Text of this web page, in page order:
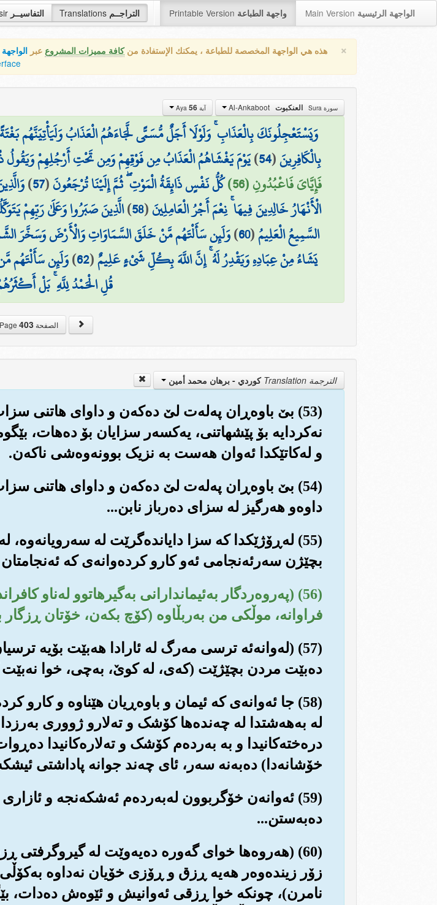
التفاسيــر Translations التراجــم Printable Version واجهة الطباعة Main Version الواجهة الرئيسية
× هذه هي الواجهة المخصصة للطباعة ، يمكنك الإستفادة منكافة مميزات المشروع عبر
سورة Sura العنكبوت آية Aya 56
وَيَسْتَعْجِلُونَكَ بِالْعَذَابِ ۚ وَلَوْلَا أَجَلٌ مُّسَمًّى لَّجَاءَهُمُ الْعَذَابُ وَلَيَأْتِيَنَّهُم
بِالْكَافِرِينَ(
54
)يَوْمَ يَغْشَاهُمُ الْعَذَابُ مِن فَوْقِهِمْ وَمِن تَحْتِ أَرْجُلِهِمْ وَيَقُولُ
فَإِيَّايَ فَاعْبُدُونِ (56)
كُلُّ نَفْسٍ ذَائِقَةُ الْمَوْتِ ۖ ثُمَّ إِلَيْنَا تُرْجَعُونَ(
57
)
الْأَنْهَارُ خَالِدِينَ فِيهَا ۚ نِعْمَ أَجْرُ الْعَامِلِينَ(
58
)الَّذِينَ صَبَرُوا وَعَلَىٰ رَبِّهِمْ
السَّمِيعُ الْعَلِيمُ(
60
)وَلَئِن سَأَلْتَهُم مَّنْ خَلَقَ السَّمَاوَاتِ وَالْأَرْضَ وَسَخَّرَ
يَشَاءُ مِنْ عِبَادِهِ وَيَقْدِرُ لَهُ ۚ إِنَّ اللَّهَ بِكُلِّ شَيْءٍ عَلِيمٌ(
62
)وَلَئِن سَأَلْتَهُم
قُلِ الْحَمْدُ لِلَّهِ ۚ بَلْ
الصفحة Page403
الترجمة Translation كوردي - برهان محمد أمين
(53) بێ باوه‌ڕان په‌له‌ت لێ ده‌که‌ن و داوای هاتنی
نه‌کردایه بۆ پێشهاتنی، یه‌کسه‌ر سزایان بۆ ده‌هات،
و له‌کاتێکدا ئه‌وان هه‌ست به نزیک بوونه‌وه‌شی ناکه‌ن.
(54) بێ باوه‌ڕان په‌له‌ت لێ ده‌که‌ن و داوای هاتنی
داوه‌و هه‌رگیز له سزای ده‌رباز نابن...
(55) له‌ڕۆژێکدا که سزا دا‌یانده‌گرێت له
بچێژن سه‌رئه‌نجامی ئه‌و کارو کرده‌وانه‌ی که ئه‌نجامتان
(56) (په‌روه‌ردگار به‌ئیماندارانی به‌گیرهاتوو له‌ناو
فراوانه‌، موڵکی من به‌ربڵاوه (کۆچ بکه‌ن، خۆتان
(57) (له‌وانه‌ئه ترسی مه‌رگ له ئارادا هه‌بێت بۆیه
ده‌بێت مردن بچێژێت (که‌ی، له کوێ، به‌چی، خوا نه‌بێت
(58) جا ئه‌وانه‌ی که ئیمان و باوه‌ڕیان هێناوه و کارو
له به‌هه‌شتدا له چه‌نده‌ها کۆشک و ته‌لارو ژووری به‌رزدا
دره‌خته‌کانیدا و به به‌رده‌م کۆشک و ته‌لاره‌کانیدا
خۆشانه‌دا) ده‌به‌نه سه‌ر، ئای چه‌ند جوانه پاداشتی
(59) ئه‌وانه‌ن خۆگربوون له‌به‌رده‌م ئه‌شکه‌نجه و
ده‌به‌ستن...
(60) (هه‌روه‌ها خوای گه‌وره ده‌یه‌وێت له گیروگرفتی
زۆر زینده‌وه‌ر هه‌یه ڕزق و ڕۆزی خۆیان نه‌داوه به‌کۆڵی
نامرن)، چونکه خوا ڕزقی ئه‌وانیش و ئێوه‌ش ده‌دات،